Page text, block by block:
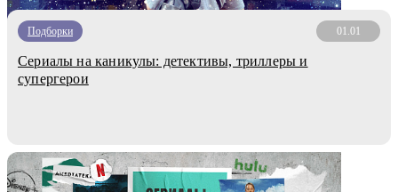
Подборки 01.01
Сериалы на каникулы: детективы, триллеры и
супергерои